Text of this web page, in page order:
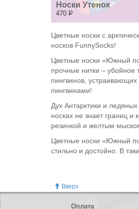
Носки Утенок
470 Р
Цветные носки с
носков FunnySocks!
Цветные носки «Южный
прочные нитки –
пингвинов,
пингвинами!
Дух Антарктики и
носках не знает границ
резинкой и желтым
Цветные носки «Южный
стильно и достойно. В
Вверх
Оплата